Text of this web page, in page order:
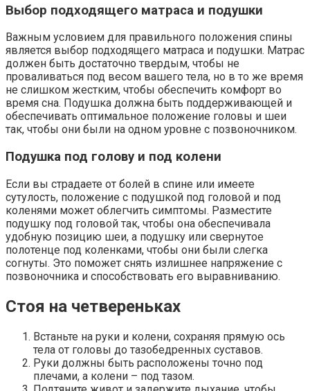
Выбор подходящего матраса и подушки
Важным условием для правильного положения спины
является выбор подходящего матраса и подушки. Матрас
должен быть достаточно твердым, чтобы не
проваливаться под весом вашего тела, но в то же время
не слишком жестким, чтобы обеспечить комфорт во
время сна. Подушка должна быть поддерживающей и
обеспечивать оптимальное положение головы и шеи
так, чтобы они были на одном уровне с позвоночником.
Подушка под голову и под колени
Если вы страдаете от болей в спине или имеете
сутулость, положение с подушкой под головой и под
коленями может облегчить симптомы. Разместите
подушку под головой так, чтобы она обеспечивала
удобную позицию шеи, а подушку или свернутое
полотенце под коленками, чтобы они были слегка
согнуты. Это поможет снять излишнее напряжение с
позвоночника и способствовать его выравниванию.
Стоя на четвереньках
Встаньте на руки и колени, сохраняя прямую ось
тела от головы до тазобедренных суставов.
Руки должны быть расположены точно под
плечами, а колени – под тазом.